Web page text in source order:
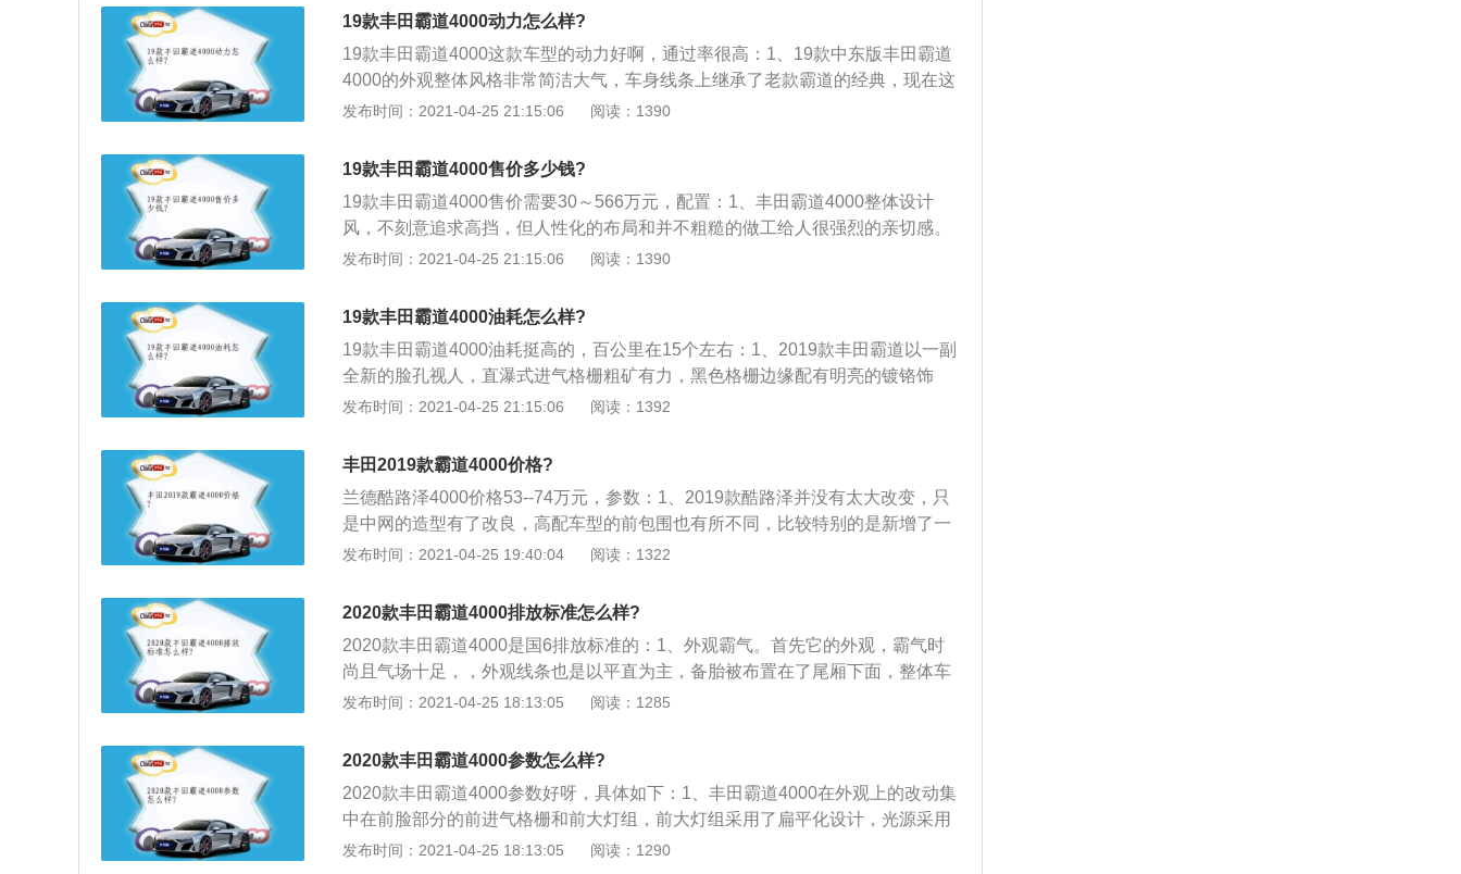
计和他硬朗的外形相得益彰；3、2019款丰田霸道4000的越野性，可靠性，舒适
性都更上一层楼，动力搭载的是4.0升V6发动机，最大功率可达183\/5600（Kw\/r
pm），配有6速手自一体变速器；4、丰田霸道4000非承载式车身、低速四驱、
全地形轮胎、中后两把差速锁以及数据优秀的接近角和离去角，丰田霸道4000拥
有一台专业越野车所必备的全部硬性。
19款丰田霸道4000动力怎么样?
19款丰田霸道4000这款车型的动力好啊，通过率很高：1、19款中东版丰田霸道
4000的外观整体风格非常简洁大气，车身线条上继承了老款霸道的经典，现在这
款只是在细节上做了一些升级和改动，让它的越野车范儿更浓；2、拥有那仿佛
前脸采用了尺寸更大的粗条进气格栅，搭配夸大的前保险杠，给人非常强的压迫
感，大灯也进一步拉长一直延伸到了进气格栅下方显得前脸更加霸气。
发布时间：2021-04-25 21:15:06 阅读：1390
19款丰田霸道4000售价多少钱?
19款丰田霸道4000售价需要30～566万元，配置：1、丰田霸道4000整体设计
风，不刻意追求高挡，但人性化的布局和并不粗糙的做工给人很强烈的亲切感。
外观越野车范儿更浓，前脸看上去更加凶猛。外凸的大灯和更为粗壮的格栅突出
多的润色，偏向盘很大，握上去手感很舒适，快捷键很便利也很简便，副驾驶车
门的储物槽一样很大，轻松放下两瓶瓶水是不存在题目的；3、丰田霸道4000透
射着浑厚的军人气质，8座设计一直是兰德酷路泽最能体现实用的特性之一，宽
敞的乘坐和储物空间使其能够轻松地应对载人和载物等基本的车辆用途。
发布时间：2021-04-25 21:15:06 阅读：1390
19款丰田霸道4000油耗怎么样?
19款丰田霸道4000油耗挺高的，百公里在15个左右：1、2019款丰田霸道以一副
全新的脸孔视人，直瀑式进气格栅粗矿有力，黑色格栅边缘配有明亮的镀铬饰
条，为整车增添了几分动感；2、全车硬朗的线条设计更是振奋人心，机盖正中
角度反射式组合前灯，与线条自然简洁的前格栅护栏完美映衬，有种别样风采。
进气镀铬格栅面积更大，前大灯的造型改变并加入了LED日间行车灯，看上去不
仅更加壮实，也更有气质。
发布时间：2021-04-25 21:15:06 阅读：1392
丰田2019款霸道4000价格?
兰德酷路泽4000价格53--74万元，参数：1、2019款酷路泽并没有太大改变，只
是中网的造型有了改良，高配车型的前包围也有所不同，比较特别的是新增了一
款GT型号，这款酷路泽GT也是在4.0系列中最贵的车型，属于顶配售价高达80
2、19款GT是不是有点飘了，和18款的顶配相比要贵出六七万，下面看一下这台
车的主要配置有哪些；底挂备胎，前后包围，一键启动，无钥匙进入，20轮，真
皮主副电动座椅，低速巡航，转弯辅助，胎压监测，无线充电，遥控启动，DVD
屏幕，液晶仪表，电动尾门，8气囊，导航倒影，镀铬门把手，彩条，镀铬中
网，雾灯，电动折叠后视镜，迎宾灯，熏黑大灯，LED，大灯清洗，航空踏板，
的蠕行模式和坦克掉头；3、19款的GT到底是不是飘了，那就要看销量情况了，
目前18款酷路泽4000还有很大的库存量，有人会有疑问除了外观区别新老款，还
有什么方式可以判定是19款的车，消费者可以通过查看车架号来判定，自己购买
挡上的车架号与副驾驶和关单上均一致，所以这个方式是最直接简便的区分方
发布时间：2021-04-25 19:40:04 阅读：1322
2020款丰田霸道4000排放标准怎么样?
2020款丰田霸道4000是国6排放标准的：1、外观霸气。首先它的外观，霸气时
尚且气场十足，，外观线条也是以平直为主，备胎被布置在了尾厢下面，整体车
身坚持了高原硬汉的固有形象。，还多了一份特别的象征。在以前，其实许多政
印象，所以买普拉多，有些人会感到我开辆普拉多，不但名字好听，还代表着我
的位置；2、耐造故障率低。打个比方，假如你买辆某泰品牌的汽车，说不定用
上半年，你的脱手能力就造就上来了，开个汽车修理厂也不是不成能的；但买辆
丰田普拉多就分歧了，造就的却是你的“废材”能力，也许开车10年了，啥都没学
会，只学会了换玻璃水；3、修理方便。合伙品牌的日系车比起其他系此外汽
发布时间：2021-04-25 18:13:05 阅读：1285
2020款丰田霸道4000参数怎么样?
2020款丰田霸道4000参数好呀，具体如下：1、丰田霸道4000在外观上的改动集
中在前脸部分的前进气格栅和前大灯组，前大灯组采用了扁平化设计，光源采用
了LED光源，造型更加犀利，霸气。中网由倒梯形升级成六边形，经典的五竖条
发布时间：2021-04-25 18:13:05 阅读：1290